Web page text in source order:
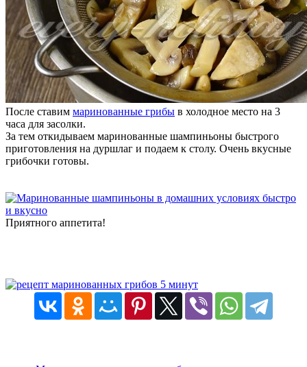
После ставим маринованные грибы в холодное место на 3
часа для засолки.
За тем откидываем маринованные шампиньоны быстрого
приготовления на дуршлаг и подаем к столу. Очень вкусные
грибочки готовы.
Приятного аппетита!